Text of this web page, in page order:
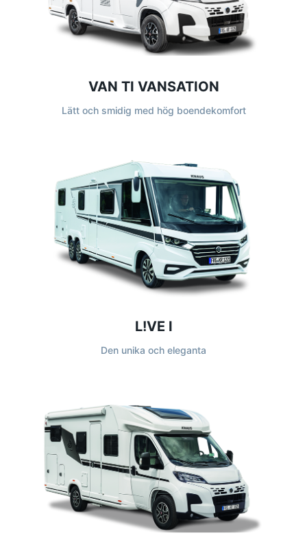
VAN TI VANSATION
Lätt och smidig med hög boendekomfort
L!VE I
Den unika och eleganta